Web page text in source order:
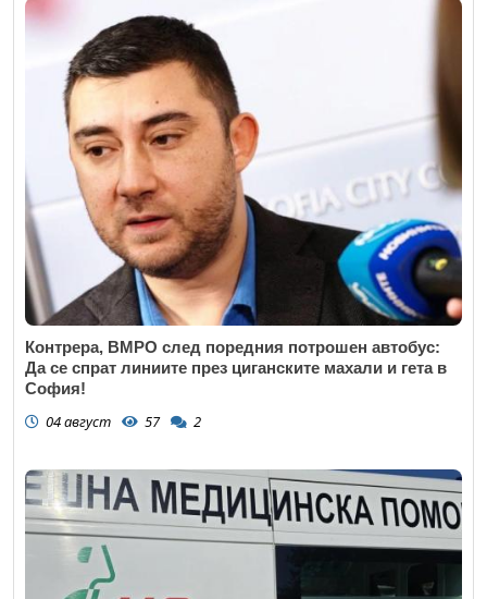
Контрера, ВМРО след поредния потрошен автобус:
Да се спрат линиите през циганските махали и гета в
София!
04 август 57 2